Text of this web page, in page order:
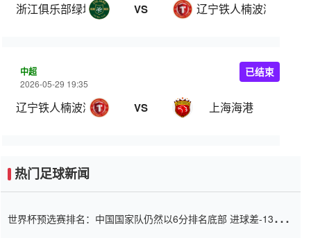
浙江俱乐部绿城 VS 辽宁铁人楠波湾
中超
2026-05-29 19:35
辽宁铁人楠波湾 VS 上海海港
已结束
热门足球新闻
世界杯预选赛排名：中国国家队仍然以6分排名底部 进球差-13令人